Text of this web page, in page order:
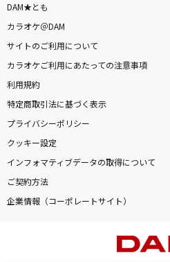
DAM★とも
カラオケ＠DAM
サイトのご利用について
カラオケご利用にあたっての注意事項
利用規約
特定商取引法に基づく表示
プライバシーポリシー
クッキー設定
インフォマティブデータの取得について
ご契約方法
企業情報（コーポレートサイト）